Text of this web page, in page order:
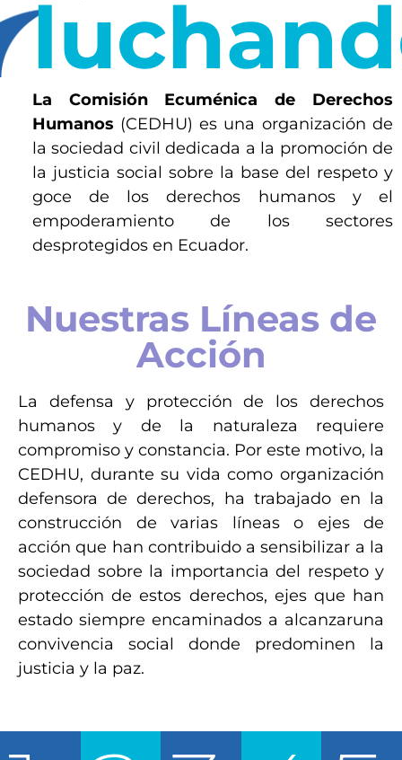
La Comisión Ecuménica de Derechos
Humanos (CEDHU) es una organización de
la sociedad civil dedicada a la promoción de
la justicia social sobre la base del respeto y
goce de los derechos humanos y el
empoderamiento de los sectores
desprotegidos en Ecuador.
Nuestras Líneas de
Acción
La defensa y protección de los derechos
humanos y de la naturaleza requiere
compromiso y constancia. Por este motivo, la
CEDHU, durante su vida como organización
defensora de derechos, ha trabajado en la
construcción de varias líneas o ejes de
acción que han contribuido a sensibilizar a la
sociedad sobre la importancia del respeto y
protección de estos derechos, ejes que han
estado siempre encaminados a alcanzaruna
convivencia social donde predominen la
justicia y la paz.